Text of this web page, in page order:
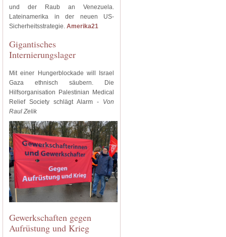
und der Raub an Venezuela.
Lateinamerika in der neuen US-
Sicherheitsstrategie. Amerika21
Gigantisches
Internierungslager
Mit einer Hungerblockade will Israel
Gaza ethnisch säubern. Die
Hilfsorganisation Palestinian Medical
Relief Society schlägt Alarm - Von
Raul Zelik
Gewerkschaften gegen
Aufrüstung und Krieg